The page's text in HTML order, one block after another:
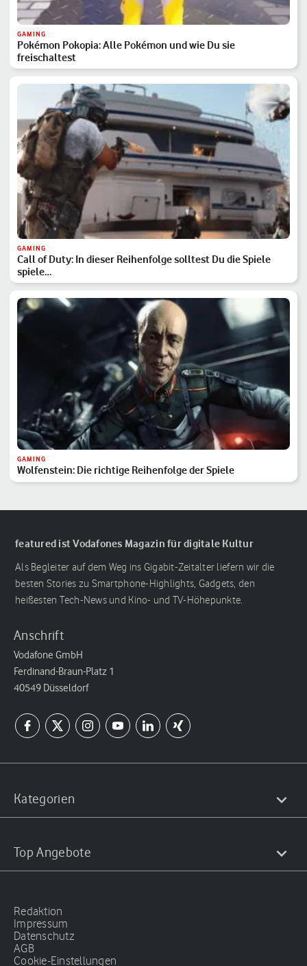
GAMING
Pokémon Pokopia: Alle Pokémon und wie Du sie
freischaltest
GAMING
Call of Duty: In dieser Reihenfolge solltest Du die Spiele
spiele…
GAMING
Wolfenstein: Die richtige Reihenfolge der Spiele
featured ist Vodafones Magazin für digitale Kultur
Als Begleiter auf dem Weg ins Gigabit-Zeitalter liefern wir die
besten Stories zu Smartphone-Highlights, Gadgets, den
heißesten Tech-News und Kino- und TV-Höhepunkte.
Anschrift
Vodafone GmbH
Ferdinand-Braun-Platz 1
40549 Düsseldorf
Kategorien
Top Angebote
Redaktion
Impressum
Datenschutz
AGB
Cookie-Einstellungen